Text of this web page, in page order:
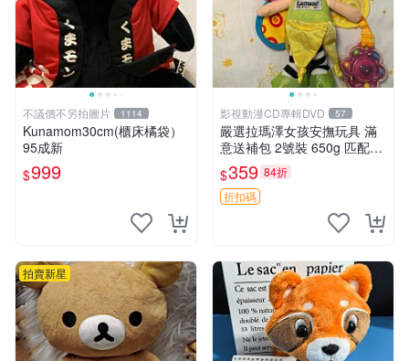
不議價不另拍圖片 1114
Kunamom30cm(櫃床橘袋）
95成新
$999
影視動漫CD專輯DVD 57
嚴選拉瑪澤女孩安撫玩具 滿
意送補包 2號裝 650g 匹配嬰
幼童舒壓好伴侶 女孩專用 安
心選擇 安撫玩偶 衝包 玩具
$359 84折
折扣碼
拍賣新星